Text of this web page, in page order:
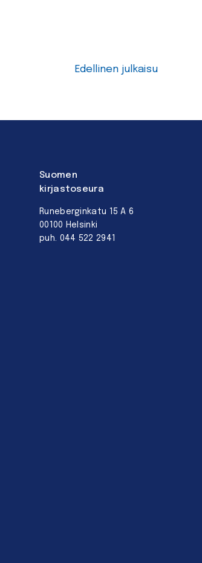
Edellinen julkaisu
Suomen
kirjastoseura
Runeberginkatu 15 A 6
00100 Helsinki
puh. 044 522 2941